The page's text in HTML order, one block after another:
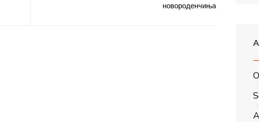
новороденчиња